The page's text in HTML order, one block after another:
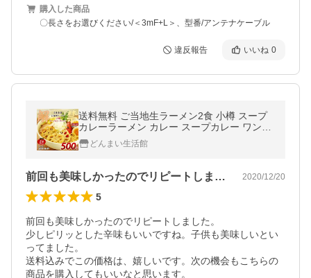
購入した商品
〇長さをお選びください/＜3mF+L＞、型番/アンテナケーブル
違反報告 いいね 0
送料無料 ご当地生ラーメン2食 小樽 スープ
カレーラーメン カレー スープカレー ワンコ
イン 得トクセール ポイント消化 お試し ラー
メン 食品
どんまい生活館
前回も美味しかったのでリピートしました… 2020/12/20
5
前回も美味しかったのでリピートしました。
少しピリッとした辛味もいいですね。子供も美味しいとい
ってました。
送料込みでこの価格は、嬉しいです。次の機会もこちらの
商品を購入してもいいなと思います。